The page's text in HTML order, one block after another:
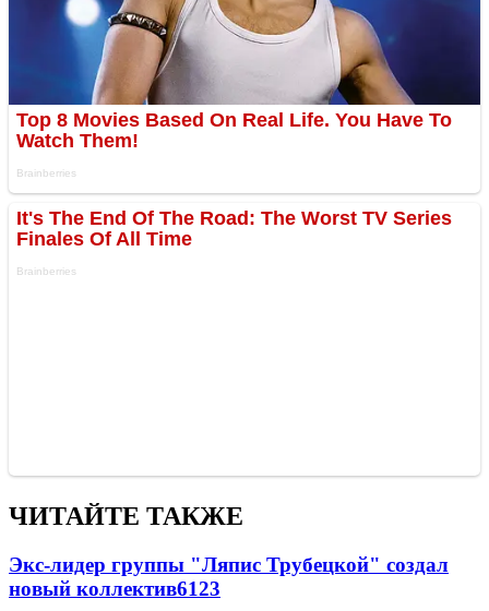
ЧИТАЙТЕ ТАКЖЕ
Экс-лидер группы "Ляпис Трубецкой" создал
новый коллектив6123